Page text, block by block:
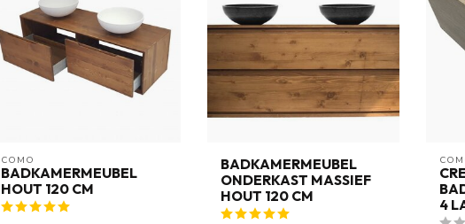
COMO
BADKAMERMEUBEL
HOUT 120 CM
BADKAMERMEUBEL
ONDERKAST MASSIEF
HOUT 120 CM
4